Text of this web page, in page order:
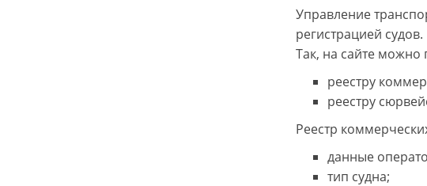
Управление
регистрацией судов.
Так, на сайте можно
реестру
реестру
Реестр
данные
тип судна;